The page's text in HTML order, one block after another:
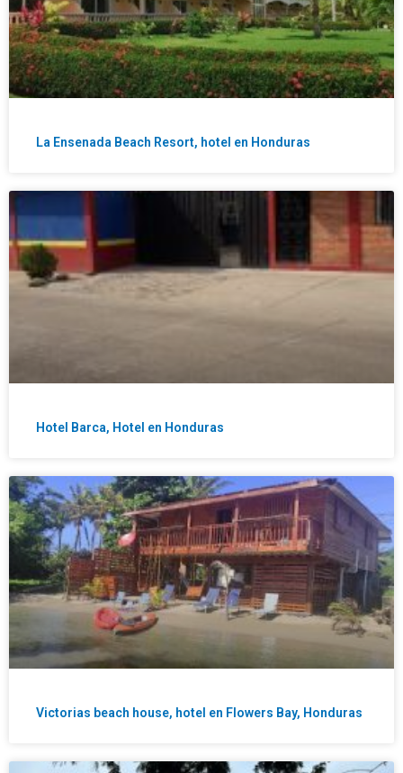
La Ensenada Beach Resort, hotel en Honduras
Hotel Barca, Hotel en Honduras
Victorias beach house, hotel en Flowers Bay, Honduras